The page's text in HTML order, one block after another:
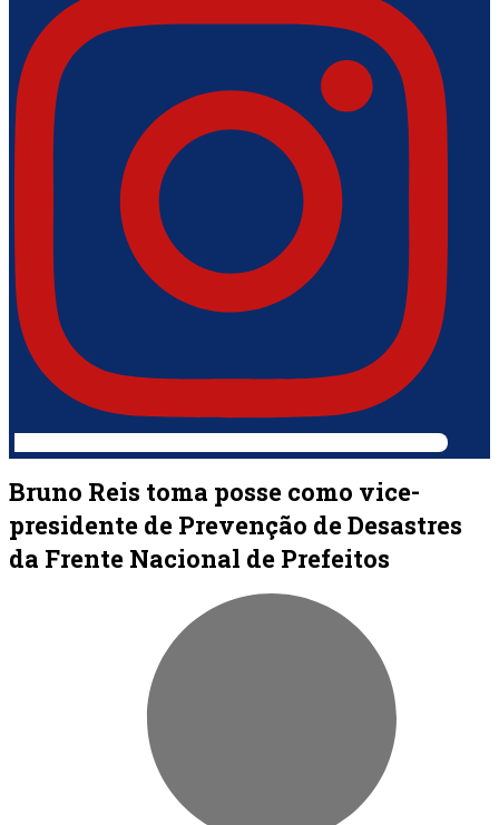
Bruno Reis toma posse como vice-
presidente de Prevenção de Desastres
da Frente Nacional de Prefeitos